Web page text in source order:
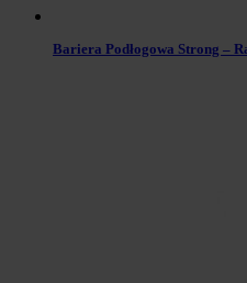
Bariera Podłogowa Strong –